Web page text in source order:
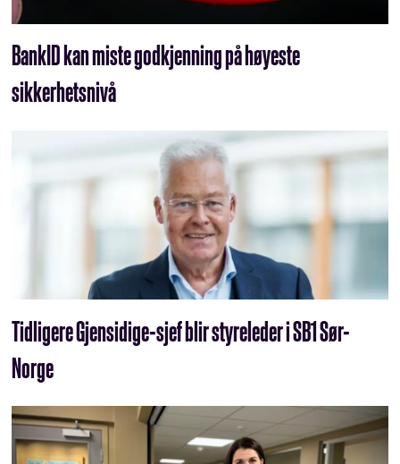
BankID kan miste godkjenning på høyeste
sikkerhetsnivå
Tidligere Gjensidige-sjef blir styreleder i SB1 Sør-
Norge